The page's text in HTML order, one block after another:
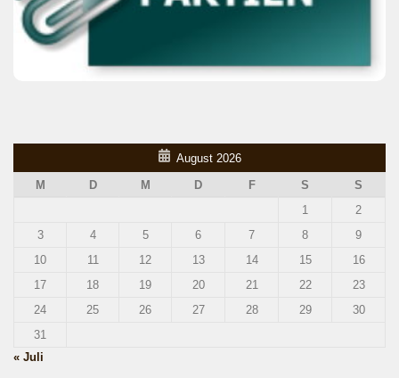
August 2026
M
D M D F S
S
1
2
3
4 5 6 7 8
9
10
11 12 13 14 15
16
17
18 19 20 21 22
23
24
25 26 27 28 29
30
31
« Juli